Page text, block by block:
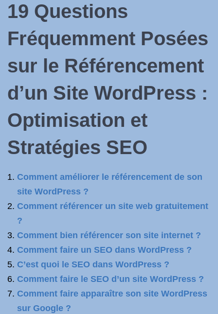
19 Questions
Fréquemment Posées
sur le Référencement
d’un Site WordPress :
Optimisation et
Stratégies SEO
Comment améliorer le référencement de son
site WordPress ?
Comment référencer un site web gratuitement
?
Comment bien référencer son site internet ?
Comment faire un SEO dans WordPress ?
C’est quoi le SEO dans WordPress ?
Comment faire le SEO d’un site WordPress ?
Comment faire apparaître son site WordPress
sur Google ?